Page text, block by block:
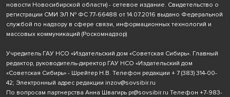
новости Новосибирской области) - сетевое издание. Свидетельство о
регистрации СМИ ЭЛ № ФС 77-66488 от 14.07.2016 выдано Федеральной
службой по надзору в сфере связи, информационных технологий и
массовых коммуникаций (Роскомнадзор)
Учредитель ГАУ НСО «Издательский дом «Советская Сибирь». Главный
редактор, руководитель-директор ГАУ НСО «Издательский дом
«Советская Сибирь» - Шрейтер Н.В. Телефон редакции + 7 (383) 314-00-
42; Электронный адрес редакции inzov@sovsibir.ru
По вопросам партнерства Анна Швагирь pr@sovsibir.ru Телефон +7-983-